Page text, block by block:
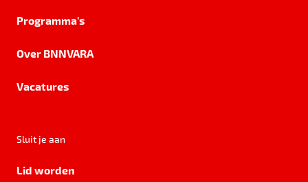
Programma's
Over BNNVARA
Vacatures
Sluit je aan
Lid worden